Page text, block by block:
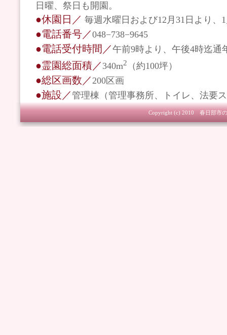
日曜、祭日も開園。
●休園日／ 毎週水曜日および12月31日より、
●電話番号／048−738−9645
●電話受付時間／午前9時より、午後4時迄通
●霊園総面積／ 340m2 （約100坪）
●総区画数／200区画
●施設／管理棟（管理事務所、トイレ、法要
Copyright (c) 2010 春日部市